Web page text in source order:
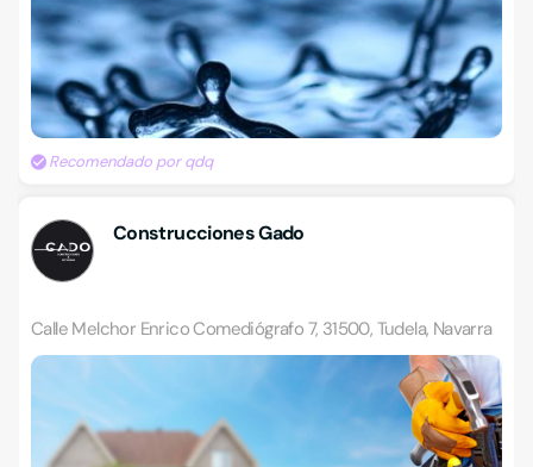
Recomendado por qdq
Construcciones Gado
Calle Melchor Enrico Comediógrafo 7, 31500, Tudela, Navarra